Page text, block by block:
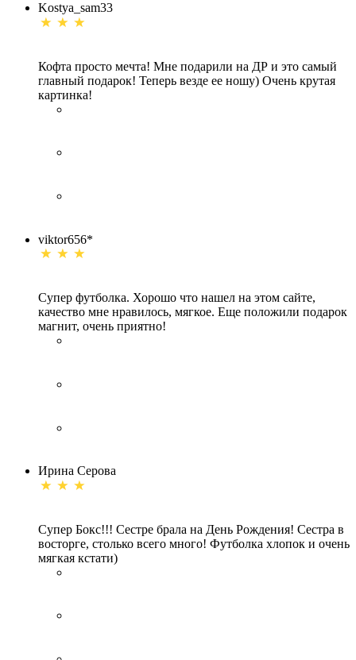
Kostya_sam33
Кофта просто мечта! Мне подарили на ДР и это самый
главный подарок! Теперь везде ее ношу) Очень крутая
картинка!
viktor656*
Супер футболка. Хорошо что нашел на этом сайте,
качество мне нравилось, мягкое. Еще положили подарок
магнит, очень приятно!
Ирина Серова
Супер Бокс!!! Сестре брала на День Рождения! Сестра в
восторге, столько всего много! Футболка хлопок и очень
мягкая кстати)